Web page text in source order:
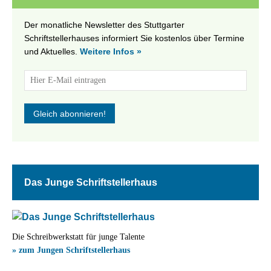
Der monatliche Newsletter des Stuttgarter
Schriftstellerhauses informiert Sie kostenlos über Termine
und Aktuelles. Weitere Infos »
Das Junge Schriftstellerhaus
Die Schreibwerkstatt für junge Talente
» zum Jungen Schriftstellerhaus